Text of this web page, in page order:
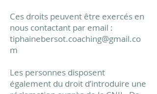
Ces droits peuvent être exercés en
nous contactant par email :
tiphainebersot.coaching@gmail.co
m
Les personnes disposent
également du droit d’introduire une